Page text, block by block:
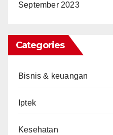
September 2023
Categories
Bisnis & keuangan
Iptek
Kesehatan